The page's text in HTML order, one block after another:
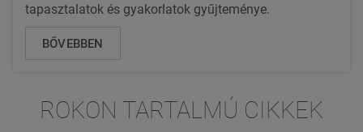
tapasztalatok és gyakorlatok gyűjteménye.
BŐVEBBEN
ROKON TARTALMÚ CIKKEK